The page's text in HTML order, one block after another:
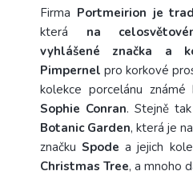
Firma Portmeirion je
která na
vyhlášené značka a
Pimpernel pro korkové
kolekce porcelánu známé
Sophie Conran. Stejně
Botanic Garden, která je
značkuSpode a jejich
Christmas Tree, a mnoho